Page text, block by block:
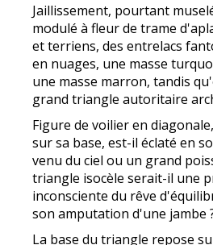
Jaillissement, pourtant
modulé à fleur de trame
et terriens, des entrelacs
en nuages, une masse
une masse marron, tandis
grand triangle autoritaire
Figure de voilier en
sur sa base, est-il éclaté en
venu du ciel ou un grand
triangle isocèle serait-il une
inconsciente du rêve
son amputation d'une jambe
La base du triangle repose